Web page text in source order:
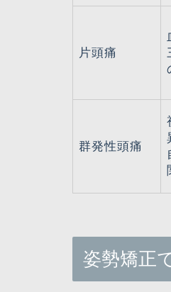
片頭痛
群発性頭痛
姿勢矯正